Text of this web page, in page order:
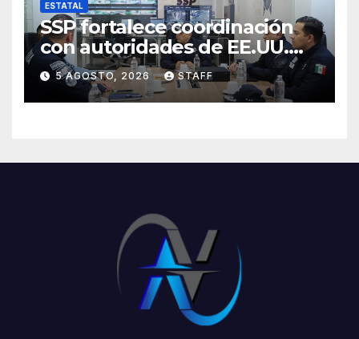
ESTATAL
SSP fortalece coordinación
con autoridades de EE.UU.
para reforzar seguridad en la
región aguacatera
5 AGOSTO, 2026 STAFF